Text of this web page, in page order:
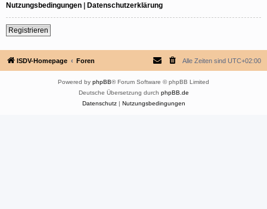
Nutzungsbedingungen | Datenschutzerklärung
Registrieren
ISDV-Homepage Foren Alle Zeiten sind UTC+02:00
Powered by phpBB® Forum Software © phpBB Limited
Deutsche Übersetzung durch phpBB.de
Datenschutz| Nutzungsbedingungen